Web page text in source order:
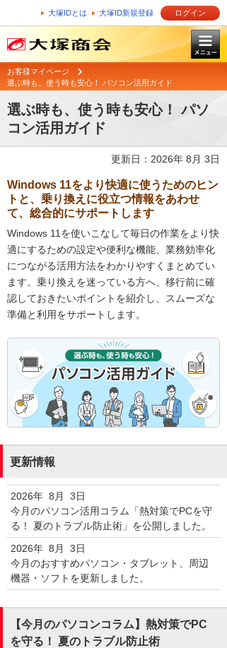
大塚IDとは 大塚ID新規登録 ログイン
お客様マイページ
選ぶ時も、使う時も安心！ パソコン活用ガイド
選ぶ時も、使う時も安心！ パソ
コン活用ガイド
更新日：2026年 8月 3日
Windows 11をより快適に使うためのヒン
トと、乗り換えに役立つ情報をあわせ
て、総合的にサポートします
Windows 11を使いこなして毎日の作業をより快
適にするための設定や便利な機能、業務効率化
につながる活用方法をわかりやすくまとめてい
ます。乗り換えを迷っている方へ、移行前に確
認しておきたいポイントを紹介し、スムーズな
準備と利用をサポートします。
更新情報
2026年 8月 3日
今月のパソコン活用コラム「熱対策でPCを守
る！ 夏のトラブル防止術」を公開しました。
2026年 8月 3日
今月のおすすめパソコン・タブレット、周辺
機器・ソフトを更新しました。
【今月のパソコンコラム】熱対策でPC
を守る！ 夏のトラブル防止術